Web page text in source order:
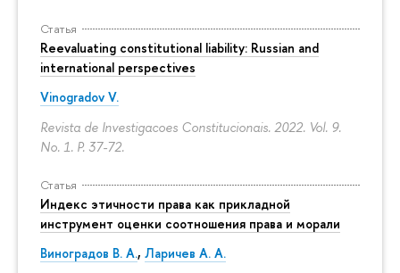
Статья
Reevaluating constitutional liability: Russian and
international perspectives
Vinogradov V.
Revista de Investigacoes Constitucionais. 2022. Vol. 9.
No. 1. P. 37-72.
Статья
Индекс этичности права как прикладной
инструмент оценки соотношения права и морали
Виноградов В. А., Ларичев А. А.